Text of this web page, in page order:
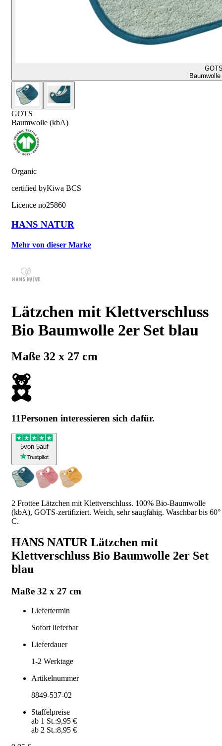
GOTS
Baumwolle (kbA)
Organic
certified byKiwa BCS
Licence no25860
HANS NATUR
Mehr von dieser Marke
Lätzchen mit Klettverschluss
Bio Baumwolle 2er Set blau
Maße 32 x 27 cm
11Personen interessieren sich dafür.
5von 5auf
2 Frottee Lätzchen mit Klettverschluss. 100% Bio-Baumwolle
(kbA), GOTS-zertifiziert. Weich, sehr saugfähig. Waschbar bis 60°
C.
HANS NATUR Lätzchen mit
Klettverschluss Bio Baumwolle 2er Set
blau
Maße 32 x 27 cm
Liefertermin
Sofort lieferbar
Lieferdauer
1-2 Werktage
Artikelnummer
8849-537-02
Staffelpreise
ab 1 St.:9,95 €
ab 2 St.:8,95 €